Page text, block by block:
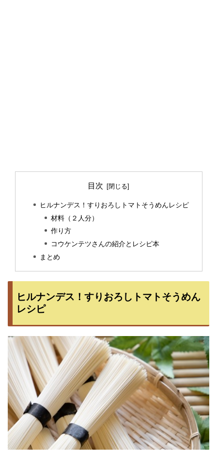
目次
ヒルナンデス！すりおろしトマトそうめんレシピ
材料（２人分）
作り方
コウケンテツさんの紹介とレシピ本
まとめ
ヒルナンデス！すりおろしトマトそうめん
レシピ